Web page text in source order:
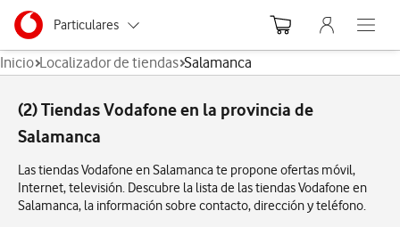
Ir a la pagina principal de vodafone.es
Menu navegación Segmento
Particulares
Autónomos
Pymes
y AA.PP.
Menu
Abre el
Inicio Localizador de tiendas Salamanca
(2) Tiendas Vodafone en la provincia de
Salamanca
Las tiendas Vodafone en Salamanca te propone ofertas móvil,
Internet, televisión. Descubre la lista de las tiendas Vodafone en
Salamanca, la información sobre contacto, dirección y teléfono.